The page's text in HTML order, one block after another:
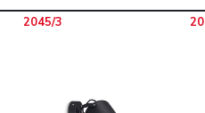
2045/3